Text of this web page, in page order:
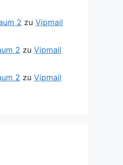
2 zu Vipmail
2 zu Vipmail
2 zu Vipmail